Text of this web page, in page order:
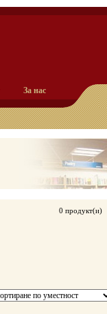
За нас
0 продукт(и)